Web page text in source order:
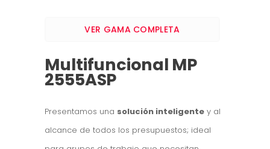
VER GAMA COMPLETA
Multifuncional MP
2555ASP
Presentamos una solución inteligente y al
alcance de todos los presupuestos; ideal